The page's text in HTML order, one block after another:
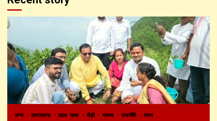
अन्य उत्तराखण्ड खास खबर पौड़ी भाजपा राजनीति राज्य